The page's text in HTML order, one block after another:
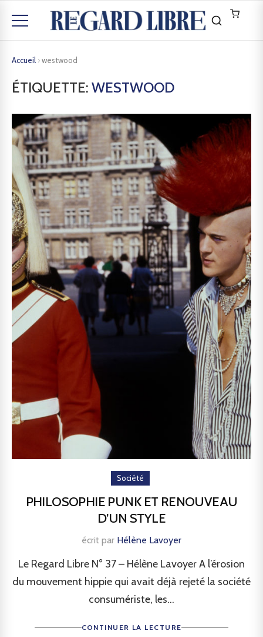
Accueil ›westwood
ÉTIQUETTE: WESTWOOD
Société
PHILOSOPHIE PUNK ET RENOUVEAU
D’UN STYLE
écrit par Hélène Lavoyer
Le Regard Libre N° 37 – Hélène Lavoyer A l’érosion
du mouvement hippie qui avait déjà rejeté la société
consumériste, les...
CONTINUER LA LECTURE